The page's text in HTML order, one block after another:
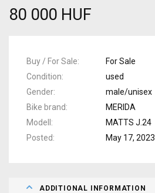
80 000 HUF
Buy / For Sale
For Sale
Condition
used
Gender
male/unisex
Bike brand
MERIDA
Modell
MATTS J.24
Posted
May 17, 2023
ADDITIONAL INFORMATION